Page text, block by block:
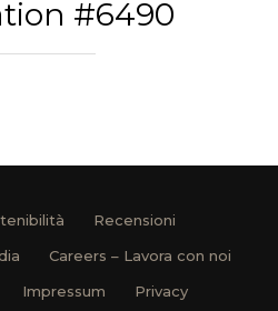
#6490
Recensioni
Careers – Lavora con noi
Impressum
Privacy